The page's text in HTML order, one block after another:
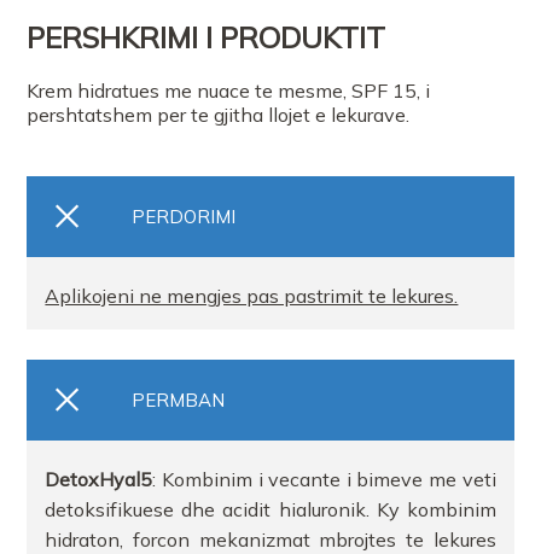
PERSHKRIMI I PRODUKTIT
Krem hidratues me nuace te mesme, SPF 15, i
pershtatshem per te gjitha llojet e lekurave.
PERDORIMI
Aplikojeni ne mengjes pas pastrimit te lekures.
PERMBAN
DetoxHyal5: Kombinim i vecante i bimeve me veti
detoksifikuese dhe acidit hialuronik. Ky kombinim
hidraton, forcon mekanizmat mbrojtes te lekures